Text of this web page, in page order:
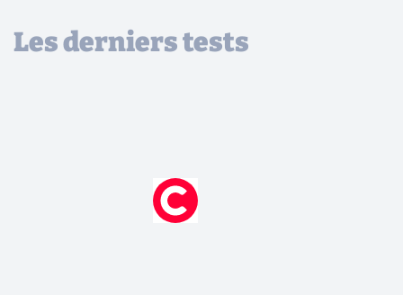
Les derniers tests